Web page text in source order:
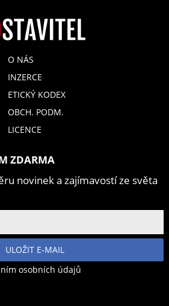
O NÁS
INZERCE
ETICKÝ KODEX
OBCH. PODM.
LICENCE
ZDARMA
novinek a zajímavostí ze světa
ULOŽIT E-MAIL
osobních údajů